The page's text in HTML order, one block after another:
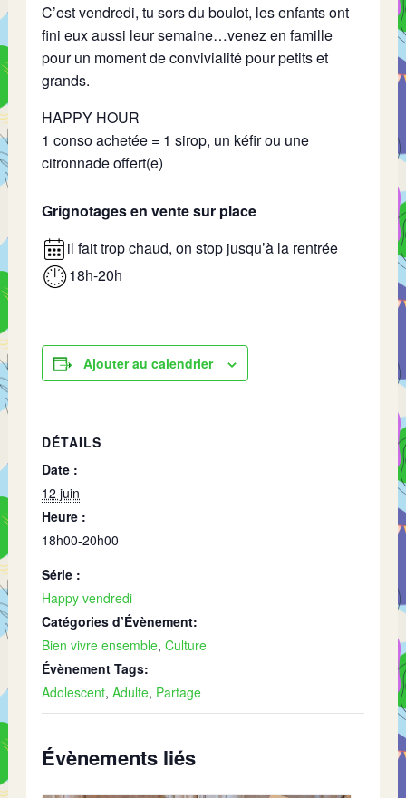
C’est vendredi, tu sors du boulot, les enfants ont
fini eux aussi leur semaine…venez en famille
pour un moment de convivialité pour petits et
grands.
HAPPY HOUR
1 conso achetée = 1 sirop, un kéfir ou une
citronnade offert(e)
Grignotages en vente sur place
il fait trop chaud, on stop jusqu’à la rentrée
18h-20h
Ajouter au calendrier
DÉTAILS
Date :
12 juin
Heure :
18h00-20h00
Série :
Happy vendredi
Catégories d’Évènement:
Bien vivre ensemble,Culture
Évènement Tags:
Adolescent,Adulte, Partage
Évènements liés